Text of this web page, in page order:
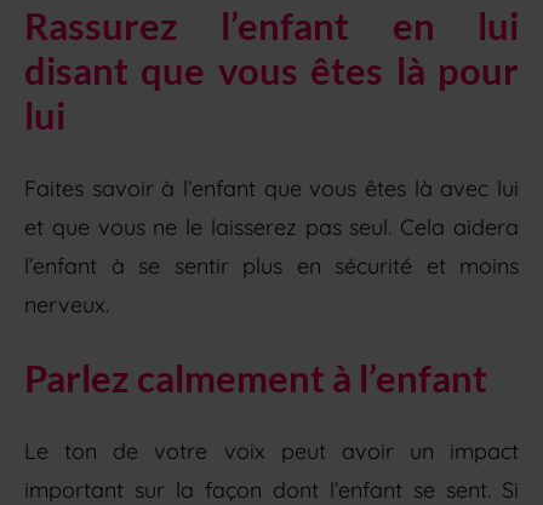
Rassurez l’enfant en lui
disant que vous êtes là pour
lui
Faites savoir à l’enfant que vous êtes là avec lui
et que vous ne le laisserez pas seul. Cela aidera
l’enfant à se sentir plus en sécurité et moins
nerveux.
Parlez calmement à l’enfant
Le ton de votre voix peut avoir un impact
important sur la façon dont l’enfant se sent. Si